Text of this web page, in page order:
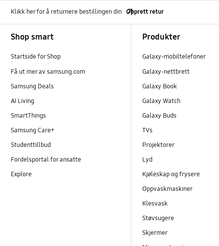
Klikk her for å returnere bestillingen din Opprett retur
Shop smart
Startside for Shop
Få ut mer av samsung.com
Samsung Deals
AI Living
SmartThings
Samsung Care+
Studenttillbud
Fordelsportal for ansatte
Explore
Produkter
Galaxy-mobiltelefoner
Galaxy-nettbrett
Galaxy Book
Galaxy Watch
Galaxy Buds
TVs
Projektorer
Lyd
Kjøleskap og frysere
Oppvaskmaskiner
Klesvask
Støvsugere
Skjermer